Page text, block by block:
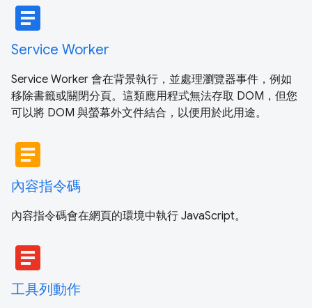
article
Service Worker
Service Worker 會在背景執行，並處理瀏覽器事件，例如
移除書籤或關閉分頁。這類應用程式無法存取 DOM，但您
可以將 DOM 與螢幕外文件結合，以便用於此用途。
article
內容指令碼
內容指令碼會在網頁的環境中執行 JavaScript。
article
工具列動作